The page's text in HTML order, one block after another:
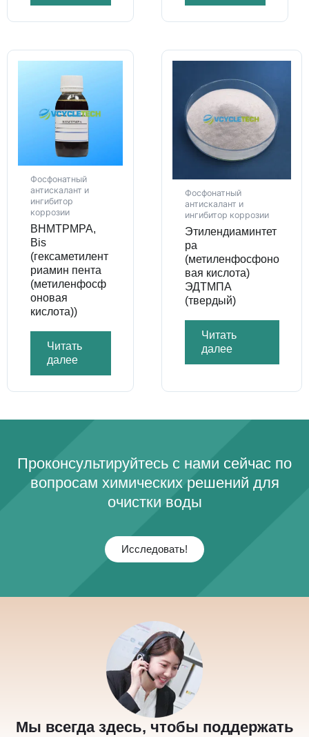
Фосфонатный
антискалант и
ингибитор
коррозии
BHMTPMPA,
Bis
(гексаметилент
риамин пента
(метиленфосф
оновая
кислота))
Читать
далее
Фосфонатный
антискалант и
ингибитор коррозии
Этилендиаминтет
ра
(метиленфосфоно
вая кислота)
ЭДТМПА
(твердый)
Читать
далее
Проконсультируйтесь с нами сейчас по
вопросам химических решений для
очистки воды
Исследовать!
Мы всегда здесь, чтобы поддержать